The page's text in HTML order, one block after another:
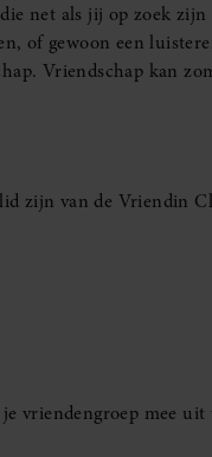
net als jij op zoek
of gewoon een
Vriendschap kan
zijn van de Vriendin
vriendengroep mee uit